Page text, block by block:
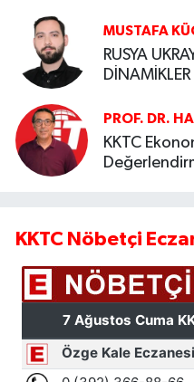
MUSTAFA
RUSYA
DİNAMİKLER
PROF. DR.
KKTC
KKTC Nöbetçi